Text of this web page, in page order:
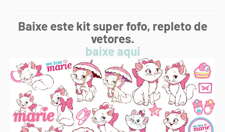
Baixe este kit super fofo, repleto de
vetores.
baixe aqui